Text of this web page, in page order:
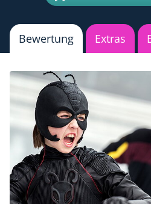
Bewertung Extras